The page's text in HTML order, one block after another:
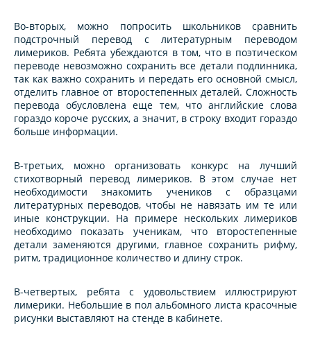
Во-вторых, можно попросить школьников сравнить
подстрочный перевод с литературным переводом
лимериков. Ребята убеждаются в том, что в поэтическом
переводе невозможно сохранить все детали подлинника,
так как важно сохранить и передать его основной смысл,
отделить главное от второстепенных деталей. Сложность
перевода обусловлена еще тем, что английские слова
гораздо короче русских, а значит, в строку входит гораздо
больше информации.
В-третьих, можно организовать конкурс на лучший
стихотворный перевод лимериков. В этом случае нет
необходимости знакомить учеников с образцами
литературных переводов, чтобы не навязать им те или
иные конструкции. На примере нескольких лимериков
необходимо показать ученикам, что второстепенные
детали заменяются другими, главное сохранить рифму,
ритм, традиционное количество и длину строк.
В-четвертых, ребята с удовольствием иллюстрируют
лимерики. Небольшие в пол альбомного листа красочные
рисунки выставляют на стенде в кабинете.